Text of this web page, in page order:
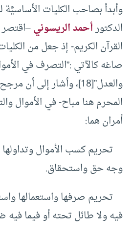
وأبدأ بصاحب الكليات الأساسيَّة
الدكتورأحمد الريسوني
القرآن الكريم- إذ جعل من
صاغه كالآتي :”التصرف في
والعدل”[18]، وأشار إلى
المحرم هنا مباح- في الأموال
أمران هما:
تحريم كسب الأموال وتداولها
وجه حق واستحقاق.
تحريم صرفها واستعمالها
فيه ولا طائل تحته أو فيما فيه